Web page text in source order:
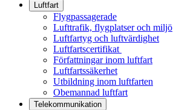
Luftfart
Flygpassagerade
Lufttrafik, flygplatser och miljö
Luftfartyg och luftvärdighet
Luftfartscertifikat
Författningar inom luftfart
Luftfartssäkerhet
Utbildning inom luftfarten
Obemannad luftfart
Telekommunikation